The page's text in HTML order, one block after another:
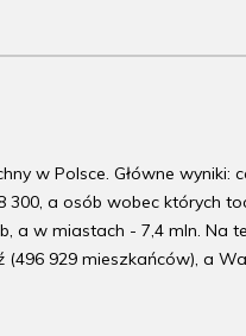
w Polsce. Główne wyniki:
a osób wobec których
a w miastach - 7,4 mln. Na
(496 929 mieszkańców), a